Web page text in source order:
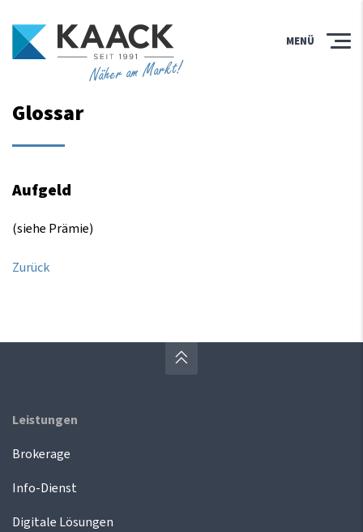
Näher am Markt!
MENÜ
Glossar
Aufgeld
(siehe Prämie)
Zurück
Leistungen
Brokerage
Info-Dienst
Digitale Lösungen